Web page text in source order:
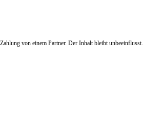
von einem Partner. Der Inhalt bleibt unbeeinflusst.